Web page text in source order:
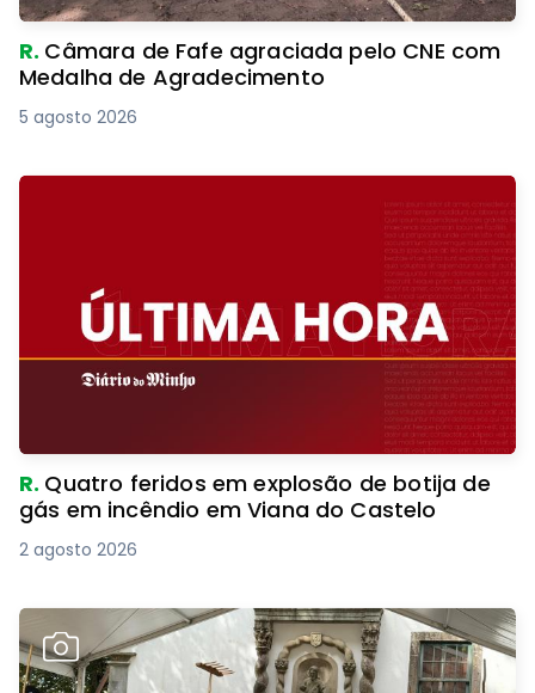
R. Câmara de Fafe agraciada pelo CNE com
Medalha de Agradecimento
5 agosto 2026
R. Quatro feridos em explosão de botija de
gás em incêndio em Viana do Castelo
2 agosto 2026